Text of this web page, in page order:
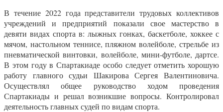
В течение 2022 года представители трудовых коллективов
учреждений и предприятий показали свое мастерство в
девяти видах спорта в: лыжных гонках, баскетболе, хоккее с
мячом, настольном теннисе, пляжном волейболе, стрельбе из
пневматической винтовки, волейболе, мини-футболе, дартсе.
В этом году в Спартакиаде особо следует отметить хорошую
работу главного судьи Шакирова Сергея Валентиновича.
Осуществлял общее руководство ходом проведения
Спартакиады и решал возникшие вопросы. Контролировал
деятельность главных судей по видам спорта.